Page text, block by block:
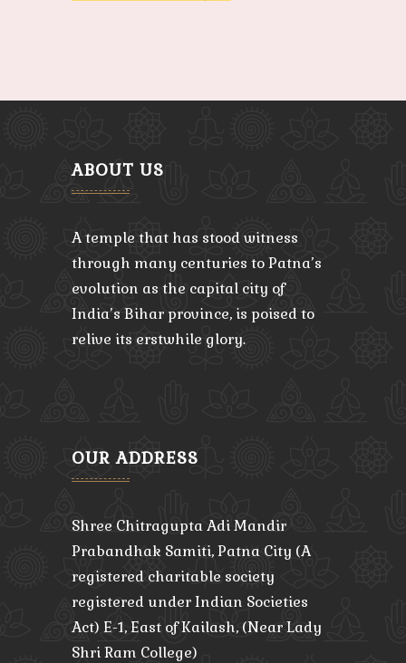
ABOUT US
A temple that has stood witness
through many centuries to Patna’s
evolution as the capital city of
India’s Bihar province, is poised to
relive its erstwhile glory.
OUR ADDRESS
Shree Chitragupta Adi Mandir
Prabandhak Samiti, Patna City (A
registered charitable society
registered under Indian Societies
Act) E-1, East of Kailash, (Near Lady
Shri Ram College)